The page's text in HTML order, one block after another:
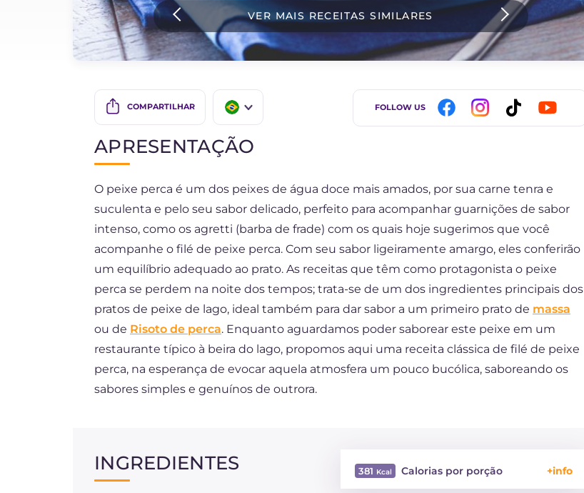
Instagram
VER MAIS RECEITAS SIMILARES
COMPARTILHAR
ES
DE
NL
FOLLOW US
APRESENTAÇÃO
O peixe perca é um dos peixes de água doce mais amados, por sua carne tenra e
suculenta e pelo seu sabor delicado, perfeito para acompanhar guarnições de sabor
intenso, como os agretti (barba de frade) com os quais hoje sugerimos que você
acompanhe o filé de peixe perca. Com seu sabor ligeiramente amargo, eles conferirão
um equilíbrio adequado ao prato. As receitas que têm como protagonista o peixe
perca se perdem na noite dos tempos; trata-se de um dos ingredientes principais dos
pratos de peixe de lago, ideal também para dar sabor a um primeiro prato de massa
ou de Risoto de perca. Enquanto aguardamos poder saborear este peixe em um
restaurante típico à beira do lago, propomos aqui uma receita clássica de filé de peixe
perca, na esperança de evocar aquela atmosfera um pouco bucólica, saboreando os
sabores simples e genuínos de outrora.
INGREDIENTES 381 Calorias por porção